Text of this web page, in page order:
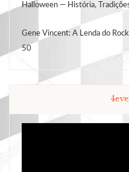
Halloween — História,
Gene Vincent: A Lenda do
50